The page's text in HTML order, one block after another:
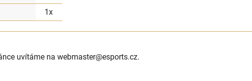
1x
uvítáme na webmaster@esports.cz.